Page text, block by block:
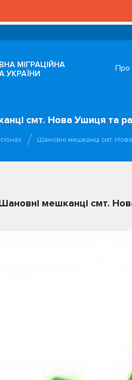
МІГРАЦІЙНА
УКРАЇНИ
смт. Нова Ушиця та
Шановні мешканці смт.
мешканці смт.